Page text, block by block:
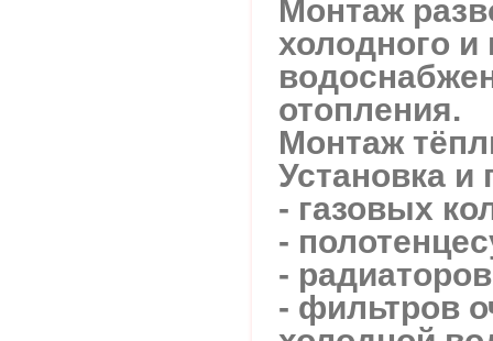
Монтаж
холодного и
отопления.
Монтаж
Установка
- газовых
-
-
- фильтров